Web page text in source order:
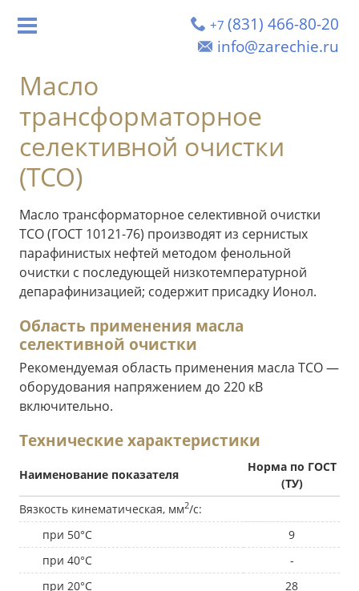
+7 (831) 466-80-20
info@zarechie.ru
Масло
трансформаторное
селективной очистки
(ТСО)
Масло трансформаторное селективной очистки
ТСО (ГОСТ 10121-76) производят из сернистых
парафинистых нефтей методом фенольной
очистки с последующей низкотемпературной
депарафинизацией; содержит присадку Ионол.
Область применения масла
селективной очистки
Рекомендуемая область применения масла ТСО —
оборудования напряжением до 220 кВ
включительно.
Технические характеристики
Наименование показателя
Норма по ГОСТ
(ТУ)
Вязкость кинематическая, мм2/с:
при 50°С
9
при 40°С
-
при 20°С
28